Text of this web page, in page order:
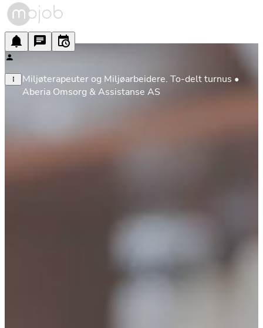
Miljøterapeuter og Miljøarbeidere. To-delt turnus •
Aberia Omsorg & Assistanse AS